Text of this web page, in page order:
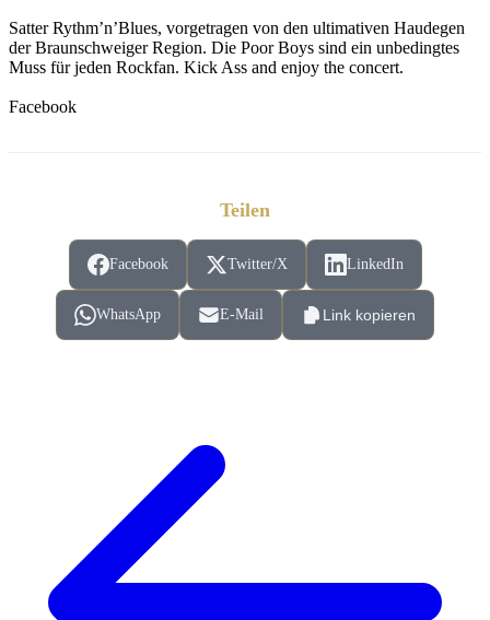
Satter Rythm’n’Blues, vorgetragen von den ultimativen Haudegen
der Braunschweiger Region. Die Poor Boys sind ein unbedingtes
Muss für jeden Rockfan. Kick Ass and enjoy the concert.
Facebook
Teilen
Facebook Twitter/X LinkedIn
WhatsApp E-Mail Link kopieren